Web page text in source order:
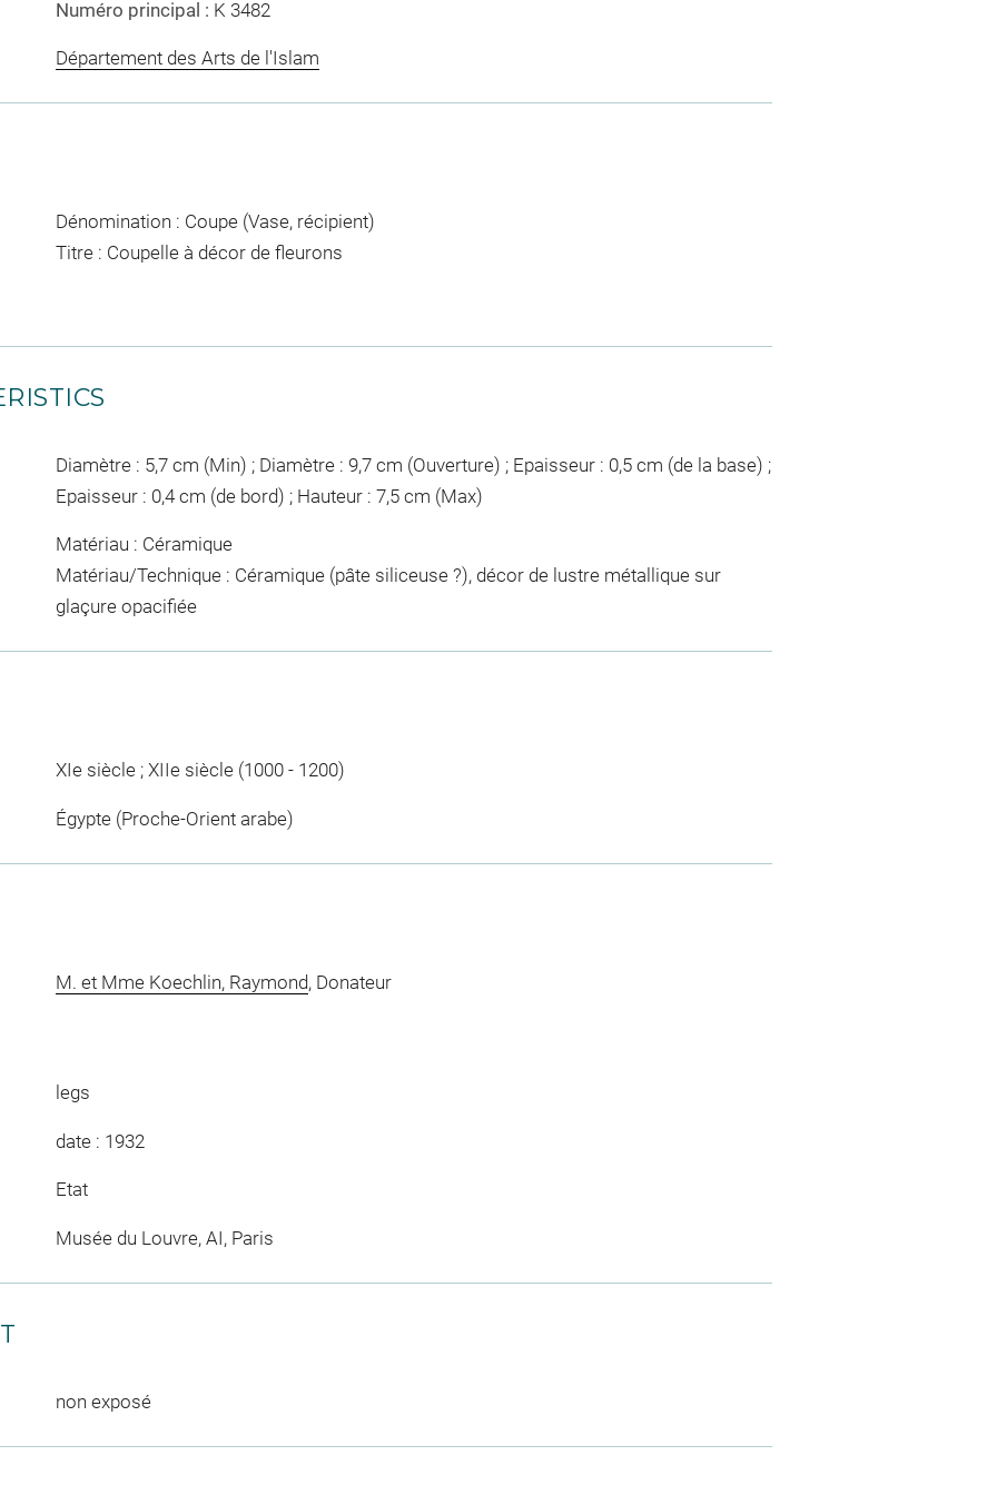
Numéro principal : K 3482
Département des Arts de l'Islam
Dénomination : Coupe (Vase, récipient)
Titre : Coupelle à décor de fleurons
Diamètre : 5,7 cm (Min) ; Diamètre : 9,7 cm (Ouverture) ; Epaisseur : 0,5 cm (de la base) ;
Epaisseur : 0,4 cm (de bord) ; Hauteur : 7,5 cm (Max)
Matériau : Céramique
Matériau/Technique : Céramique (pâte siliceuse ?), décor de lustre métallique sur
glaçure opacifiée
XIe siècle ; XIIe siècle (1000 - 1200)
Égypte (Proche-Orient arabe)
M. et Mme Koechlin, Raymond, Donateur
legs
date : 1932
Etat
Musée du Louvre, AI, Paris
non exposé